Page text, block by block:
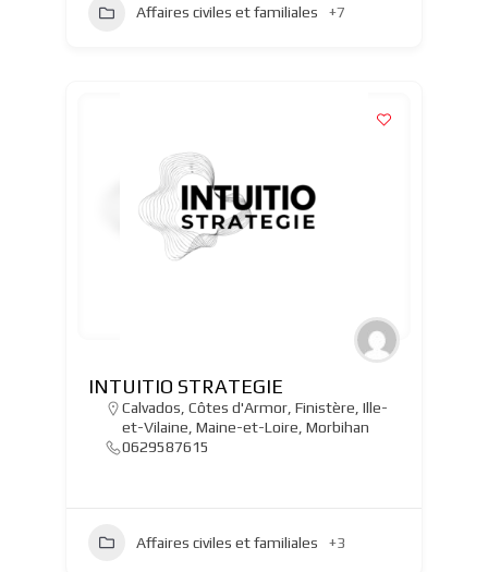
Affaires civiles et familiales +7
INTUITIO STRATEGIE
Calvados, Côtes d'Armor, Finistère, Ille-
et-Vilaine, Maine-et-Loire, Morbihan
0629587615
Affaires civiles et familiales +3